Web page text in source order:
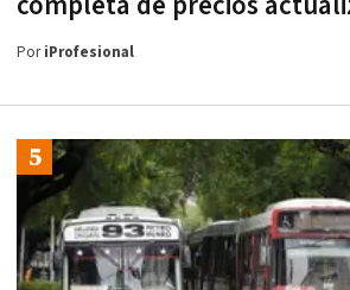
PoriProfesional